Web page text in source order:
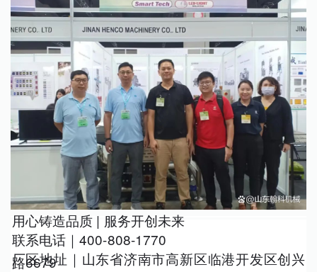
用心铸造品质 | 服务开创未来
联系电话｜400-808-1770
厂区地址｜山东省济南市高新区临港开发区创兴
路6679